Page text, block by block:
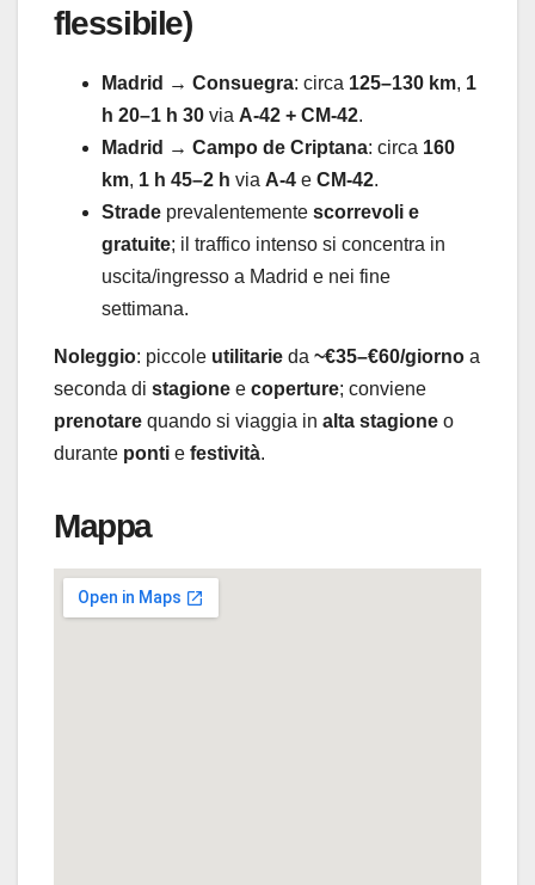
flessibile)
Madrid → Consuegra: circa 125–130 km, 1
h 20–1 h 30 via A-42 + CM-42.
Madrid → Campo de Criptana: circa 160
km, 1 h 45–2 h via A-4 e CM-42.
Strade prevalentemente scorrevoli e
gratuite; il traffico intenso si concentra in
uscita/ingresso a Madrid e nei fine
settimana.
Noleggio: piccole utilitarie da ~€35–€60/giorno a
seconda di stagione e coperture; conviene
prenotare quando si viaggia in alta stagione o
durante ponti e festività.
Mappa